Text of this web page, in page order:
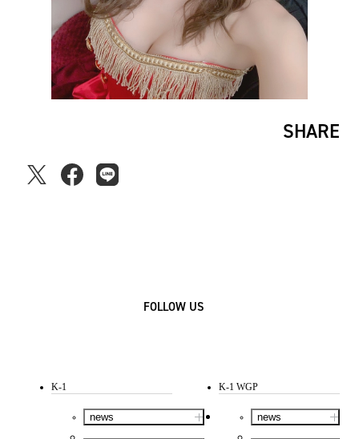
SHARE
FOLLOW US
K-1
news
K-1 WGP
news